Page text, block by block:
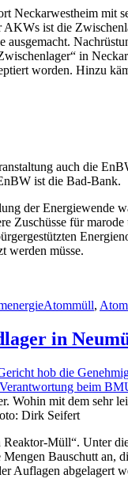
Neckarwestheim mit
ist die
ausgemacht.
in
worden. Hinzu
auch die
ist die Bad-Bank.
der Energiewende
Zuschüsse für
werden müsse.
Atommüll,
in
Wohin mit dem sehr
Dirk Seifert
Müll“. Unter
Bauschutt an,
Auflagen